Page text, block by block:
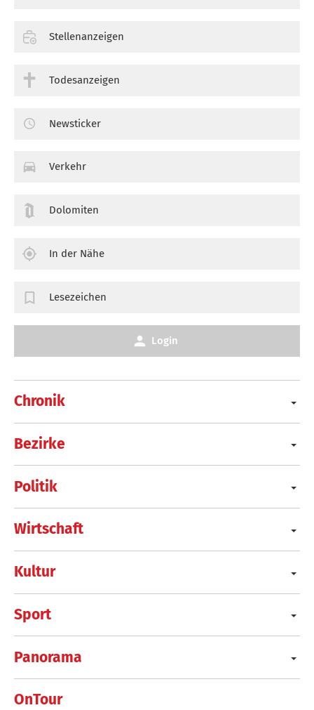
Chronik
Bezirke
Politik
Wirtschaft
Kultur
Sport
Panorama
OnTour
Stellenanzeigen
Todesanzeigen
Newsticker
Verkehr
Dolomiten
In der Nähe
Lesezeichen
Login